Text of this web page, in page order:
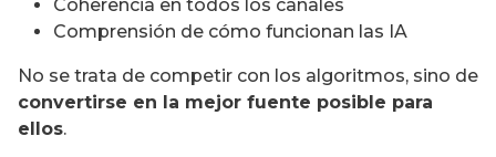
Coherencia en todos los canales
Comprensión de cómo funcionan las IA
No se trata de competir con los algoritmos, sino de
convertirse en la mejor fuente posible para
ellos.